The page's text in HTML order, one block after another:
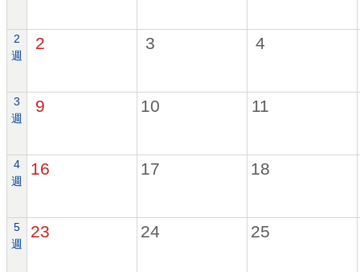
2
週
2 3 4
3
週
9 10 11
4
週
16 17 18
5
週
23 24 25